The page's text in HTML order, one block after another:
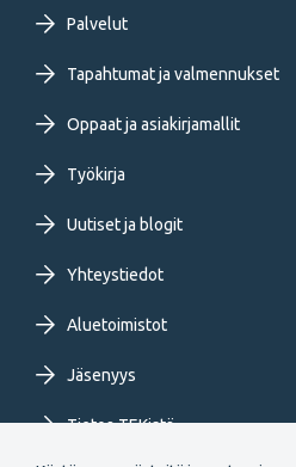
Footer
primary
menu
FI
Palvelut
Tapahtumat ja valmennukset
Oppaat ja asiakirjamallit
Työkirja
Uutiset ja blogit
Yhteystiedot
Aluetoimistot
Jäsenyys
Tietoa TEKistä